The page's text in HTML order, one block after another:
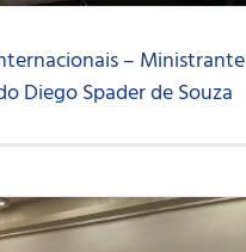
– Ministrante
Diego Spader de Souza